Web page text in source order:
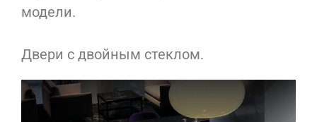
модели.
Двери с двойным стеклом.